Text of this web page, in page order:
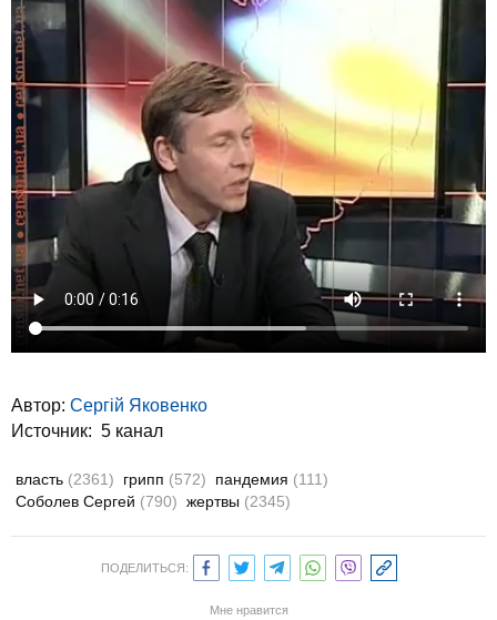
Автор: Сергій Яковенко
Источник: 5 канал
власть (2361) грипп (572) пандемия (111)
Соболев Сергей (790) жертвы (2345)
ПОДЕЛИТЬСЯ:
Мне нравится